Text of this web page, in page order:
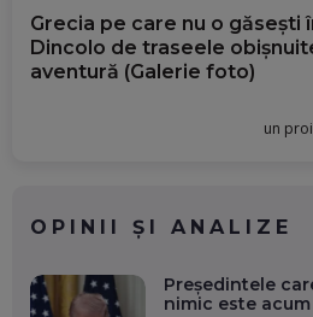
Grecia pe care nu o găsești
Dincolo de traseele
aventură (Galerie foto)
un
OPINII ȘI ANALIZE
Președintele
nimic este